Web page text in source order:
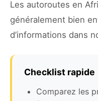
Les autoroutes en
généralement bien
d’informations dans
Checklist rapide
Comparez les